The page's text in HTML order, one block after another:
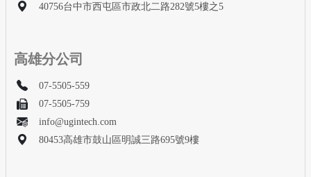
40756台中市西屯區市政北二路282號5樓之5
高雄分公司
07-5505-559
07-5505-759
info@ugintech.com
80453高雄市鼓山區明誠三路695號9樓